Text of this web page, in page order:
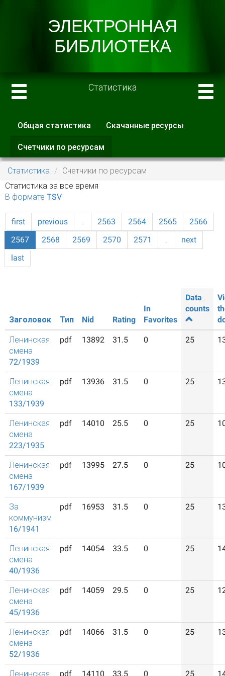
Статистика
Главные вкладки
Общая статистика Скачанные ресурсы
Счетчики по ресурсам
вкладка)
Статистика
Счетчики по ресурсам
Статистика за все время
В формате TSV
first previous … 2563 2564 2565
2566
2567
2568 2569 2570 2571 …
next
last
Заголовок Тип Nid Rating
In
Favorites
Data
counts
Ленинская
смена
72/1939
pdf 13892 31.5 0 25
Ленинская
смена
133/1939
pdf 13936 31.5 0 25
Ленинская
смена
223/1935
pdf 14010 25.5 0 25
Ленинская
смена
167/1939
pdf 13995 27.5 0 25
За
коммунизм
16/1941
pdf 16953 31.5 0 25
Ленинская
смена
40/1936
pdf 14054 33.5 0 25
Ленинская
смена
45/1936
pdf 14059 29.5 0 25
Ленинская
смена
52/1936
pdf 14066 31.5 0 25
Ленинская pdf 14110 33.5 0 25